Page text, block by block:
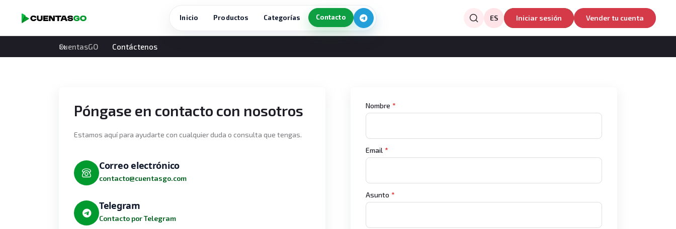
Inicio Productos Categorías Contacto ES Iniciar sesión Vender tu cuenta
CuentasGO Contáctenos
Póngase en contacto con nosotros
Estamos aquí para ayudarte con cualquier duda o consulta que tengas.
Correo electrónico
contacto@cuentasgo.com
Telegram
Contacto por Telegram
Nombre *
Email *
Asunto *